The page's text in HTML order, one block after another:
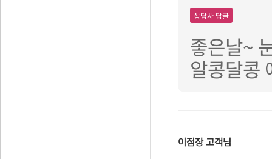
상담사 답글
좋은날~
알콩달콩
이점장고객님